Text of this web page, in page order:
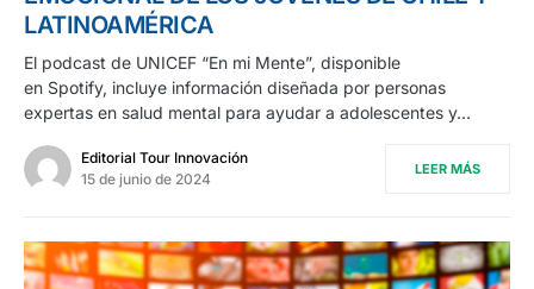
LATINOAMÉRICA
El podcast de UNICEF “En mi Mente”, disponible
en Spotify, incluye información diseñada por personas
expertas en salud mental para ayudar a adolescentes y…
Editorial Tour Innovación
15 de junio de 2024
LEER MÁS